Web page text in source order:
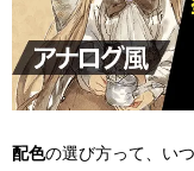
配色の選び方って、い